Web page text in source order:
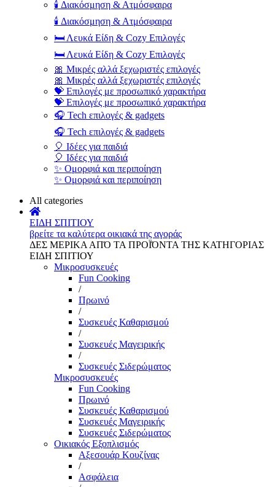
🕯️ Διακόσμηση & Ατμόσφαιρα
🕯️ Διακόσμηση & Ατμόσφαιρα
🛏️ Λευκά Είδη & Cozy Επιλογές
🛏️ Λευκά Είδη & Cozy Επιλογές
🎀 Μικρές αλλά ξεχωριστές επιλογές
🎀 Μικρές αλλά ξεχωριστές επιλογές
💝 Επιλογές με προσωπικό χαρακτήρα
💝 Επιλογές με προσωπικό χαρακτήρα
🎧 Tech επιλογές & gadgets
🎧 Tech επιλογές & gadgets
🎈 Ιδέες για παιδιά
🎈 Ιδέες για παιδιά
✨ Ομορφιά και περιποίηση
✨ Ομορφιά και περιποίηση
All categories
ΕΙΔΗ ΣΠΙΤΙΟΥ
βρείτε τα καλύτερα οικιακά της αγοράς
ΔΕΣ ΜΕΡΙΚΑ ΑΠΌ ΤΑ ΠΡΟΪΌΝΤΑ ΤΗΣ ΚΑΤΗΓΟΡΙΑΣ
ΕΙΔΗ ΣΠΙΤΙΟΥ
Μικροσυσκευές
Fun Cooking
/
Πρωινό
/
Συσκευές Καθαρισμού
/
Συσκευές Μαγειρικής
/
Συσκευές Σιδερώματος
Μικροσυσκευές
Fun Cooking
Πρωινό
Συσκευές Καθαρισμού
Συσκευές Μαγειρικής
Συσκευές Σιδερώματος
Οικιακός Εξοπλισμός
Αξεσουάρ Κουζίνας
/
Ασφάλεια